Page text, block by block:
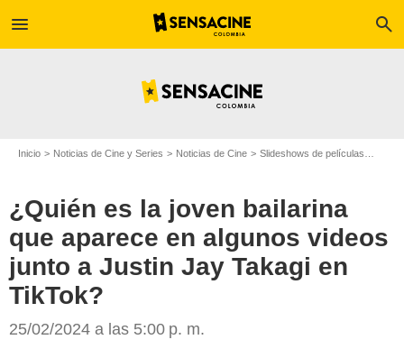
menu search
Inicio Noticias de Cine y Series Noticias de Cine Slideshows de películas
¿Quién es la joven bailarina
que aparece en algunos videos
junto a Justin Jay Takagi en
TikTok?
25/02/2024 a las 5:00 p. m.
SensaCine Colombia